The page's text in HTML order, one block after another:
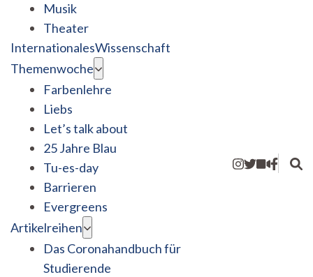
Musik
Theater
InternationalesWissenschaft
Themenwoche
Farbenlehre
Liebs
Let’s talk about
25 Jahre Blau
Tu-es-day
Barrieren
Evergreens
Artikelreihen
Das Coronahandbuch für
Studierende